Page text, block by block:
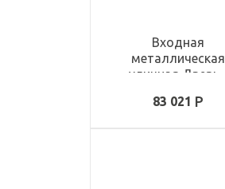
Входная
металлическая
уличная Дверь -
83 021